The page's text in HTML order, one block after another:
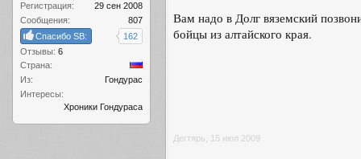
Регистрация:
29 сен 2008
Сообщения:
807
Спасибо SB:
162
Отзывы: 6
Страна:
Из:
Гондурас
Интересы:
Хроники Гондураса
Вам надо в Долг вяземский
бойцы из алтайского края.
Дегтярь 15 июл 2009